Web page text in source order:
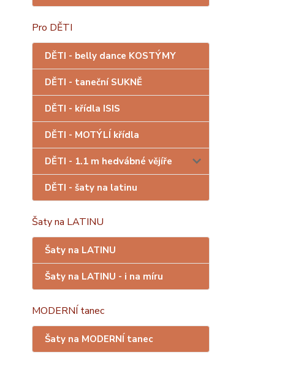
Pro DĚTI
DĚTI - belly dance KOSTÝMY
DĚTI - taneční SUKNĚ
DĚTI - křídla ISIS
DĚTI - MOTÝLÍ křídla
DĚTI - 1.1 m hedvábné vějíře
DĚTI - šaty na latinu
Šaty na LATINU
Šaty na LATINU
Šaty na LATINU - i na míru
MODERNÍ tanec
Šaty na MODERNÍ tanec